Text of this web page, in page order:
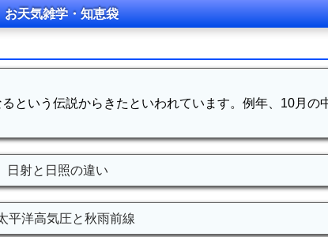
お天気雑学・知恵袋
という伝説からきたといわれています。例年、10月
日射と日照の違い
平洋高気圧と秋雨前線